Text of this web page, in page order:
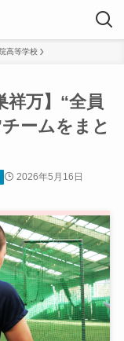
高等学校
祥万】“全員
ームをまと
2026年5月16日